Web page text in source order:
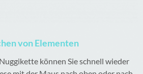
von Elementen
können Sie schnell wieder